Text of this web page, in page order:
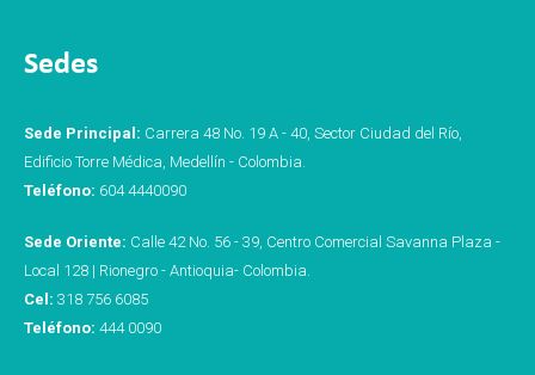
Sedes
Sede Principal: Carrera 48 No. 19 A - 40, Sector Ciudad del Río,
Edificio Torre Médica, Medellín - Colombia.
Teléfono: 604 4440090
Sede Oriente: Calle 42 No. 56 - 39, Centro Comercial Savanna Plaza -
Local 128 | Rionegro - Antioquia- Colombia.
Cel: 318 756 6085
Teléfono: 444 0090